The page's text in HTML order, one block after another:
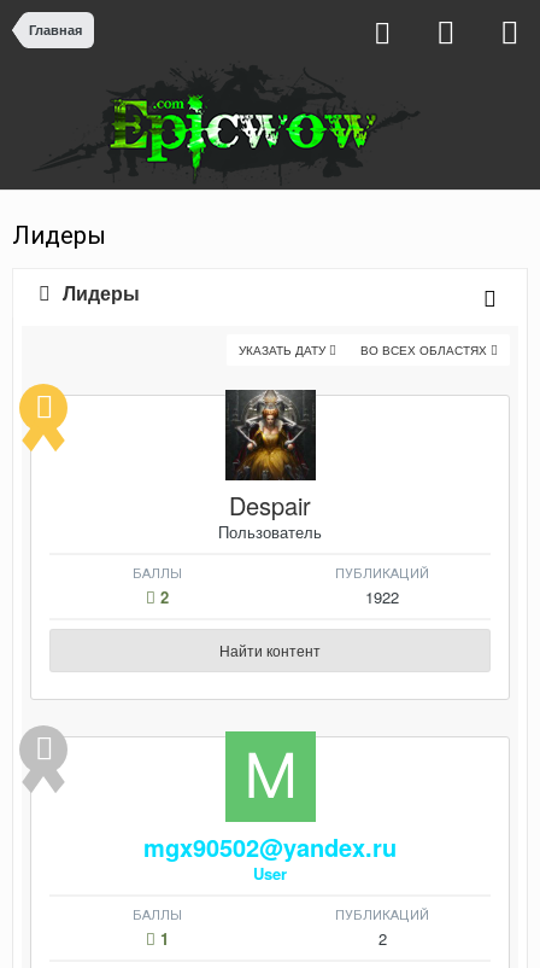
Главная
Лидеры
Лидеры
ВО ВСЕХ ОБЛАСТЯХ
УКАЗАТЬ ДАТУ
Despair
Пользователь
БАЛЛЫ
2
ПУБЛИКАЦИЙ
1922
Найти контент
mgx90502@yandex.ru
User
БАЛЛЫ
1
ПУБЛИКАЦИЙ
2